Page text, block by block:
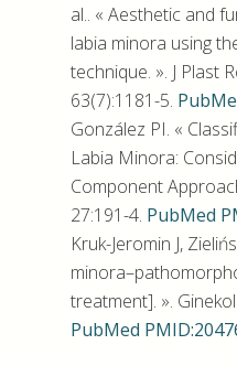
al.. « Aesthetic and
labia minora using
technique. ». J Plast
63(7):1181-5.
González PI. «
Labia Minora:
Component
27:191-4. PubMed
Kruk-Jeromin J,
treatment]. ».
PubMed